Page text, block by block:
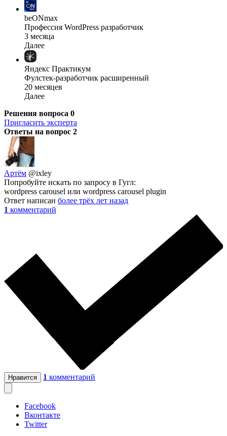
beONmax
Профессия WordPress разработчик
3 месяца
Далее
Яндекс Практикум
Фулстек-разработчик расширенный
20 месяцев
Далее
Решения вопроса 0
Пригласить эксперта
Ответы на вопрос 2
Артём @ixley
Попробуйте искать по запросу в Гугл:
wordpress carousel или wordpress carousel plugin
Ответ написан более трёх лет назад
1 комментарий
Нравится 1 комментарий
Facebook
Вконтакте
Twitter